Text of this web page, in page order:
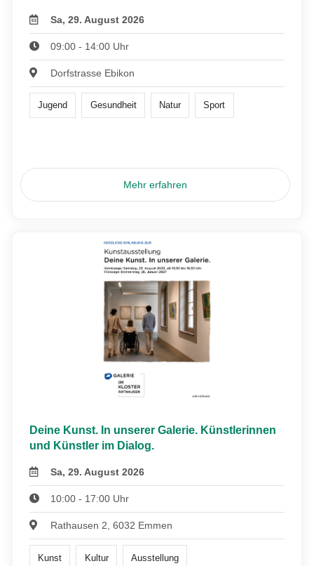
Sa, 29. August 2026
09:00 - 14:00 Uhr
Dorfstrasse Ebikon
Jugend Gesundheit Natur Sport
Mehr erfahren
Deine Kunst. In unserer Galerie. Künstlerinnen
und Künstler im Dialog.
Sa, 29. August 2026
10:00 - 17:00 Uhr
Rathausen 2, 6032 Emmen
Kunst Kultur Ausstellung